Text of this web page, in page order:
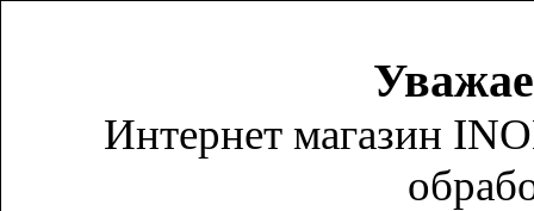
Интернет магазин